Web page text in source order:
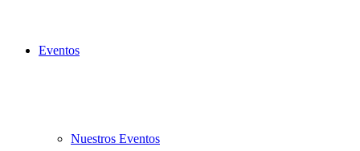
Eventos
Nuestros Eventos